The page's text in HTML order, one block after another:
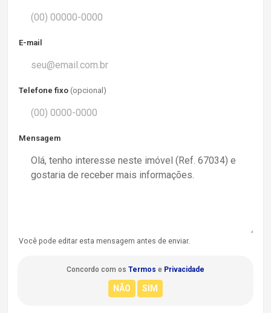
E-mail
Telefone fixo (opcional)
Mensagem
Você pode editar esta mensagem antes de enviar.
Concordo com os Termos e Privacidade